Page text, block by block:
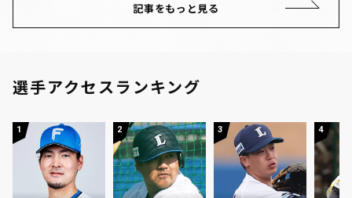
記事をもっと見る
選手アクセスランキング
1 2 3 4